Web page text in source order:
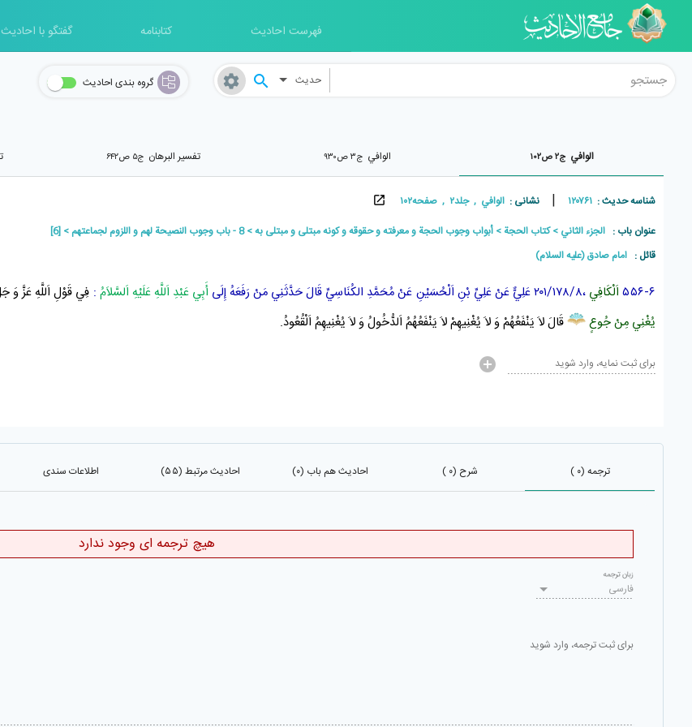
فهرست احادیث کتابنامه گفتگو با احادیث
حدیث گروه بندی احادیث
الوافي ج۲ ص۱۰۲ الوافي ج۳ ص۹۳۰ تفسیر البرهان ج۵ ص۶۴۲
شناسه حدیث : ۱۲۰۷۶۱ | نشانی : الوافي , جلد۲ , صفحه۱۰۲
عنوان باب : الجزء الثاني كتاب الحجة أبواب وجوب الحجة و معرفته و حقوقه و كونه مبتلى و مبتلى به 8 - باب وجوب النصيحة لهم و اللزوم لجماعتهم
[6]
قائل : امام صادق (علیه السلام)
۵۵۶-۶ اَلْكَافِي ،۲۰۱/۱۷۸/۸ عَلِيٌّعَنْعَلِيِّ بْنِ اَلْحُسَيْنِ عَنْمُحَمَّدِ الكُنَاسِيِّ قَالَ حَدَّثَنِي مَنْ رَفَعَهُ إِلَىأَبِي عَبْدِ اَللَّهِ عَلَيْهِ اَلسَّلاَمُ : فِي قَوْلِ اَللَّهِ عَزَّ وَ
يُغْنِي مِنْ جُوعٍ
قَالَ لاَ يَنْفَعُهُمْ وَ لاَ يُغْنِيهِمْ لاَ يَنْفَعُهُمُ اَلدُّخُولُ وَ لاَ يُغْنِيهِمُ اَلْقُعُودُ.
برای ثبت نمایه، وارد شوید
ترجمه (۰ ) شرح (۰ ) احادیث هم باب (۰) احادیث مرتبط (۵۵) اطلاعات سندی
هیچ ترجمه ای وجود ندارد
فارسی
زبان ترجمه
برای ثبت ترجمه، وارد شوید